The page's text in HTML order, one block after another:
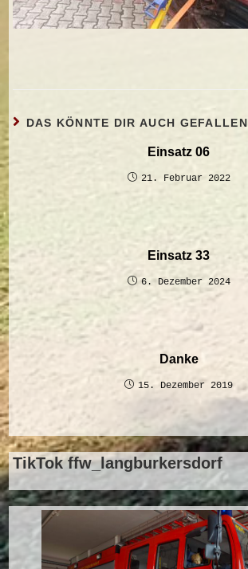
DAS KÖNNTE DIR AUCH GEFALLEN
Einsatz 06
21. Februar 2022
Einsatz 33
6. Dezember 2024
Danke
15. Dezember 2019
TikTok ffw_langburkersdorf